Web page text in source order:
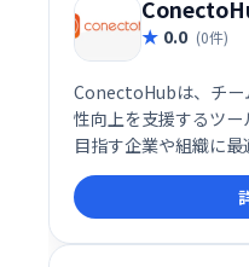
0.0 (0件)
ConectoHubは、チー
性向上を支援するツ
目指す企業や組織に最